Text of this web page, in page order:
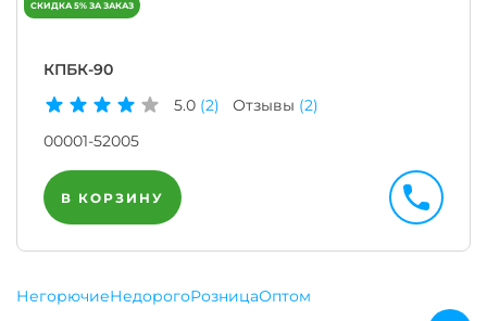
КПБК-90
5.0 (2) Отзывы (2)
00001-52005
В КОРЗИНУ
НегорючиеНедорогоРозницаОптом